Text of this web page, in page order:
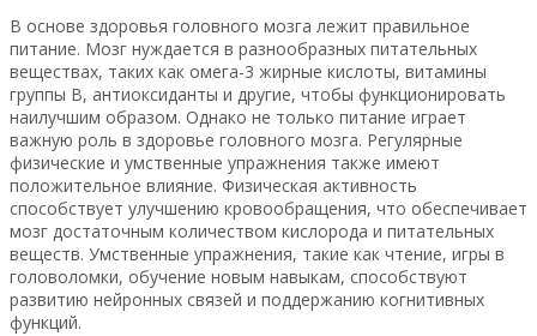
В основе здоровья головного мозга лежит правильное
питание. Мозг нуждается в разнообразных питательных
веществах, таких как омега-3 жирные кислоты, витамины
группы В, антиоксиданты и другие, чтобы функционировать
наилучшим образом. Однако не только питание играет
важную роль в здоровье головного мозга. Регулярные
физические и умственные упражнения также имеют
положительное влияние. Физическая активность
способствует улучшению кровообращения, что обеспечивает
мозг достаточным количеством кислорода и питательных
веществ. Умственные упражнения, такие как чтение, игры в
головоломки, обучение новым навыкам, способствуют
развитию нейронных связей и поддержанию когнитивных
функций.